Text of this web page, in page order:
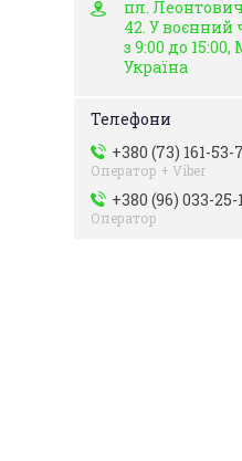
пл.
42. У
з 9:00 до
Україна
+380 (73) 161-53-
Оператор + Viber
+380 (96) 033-25-
Оператор